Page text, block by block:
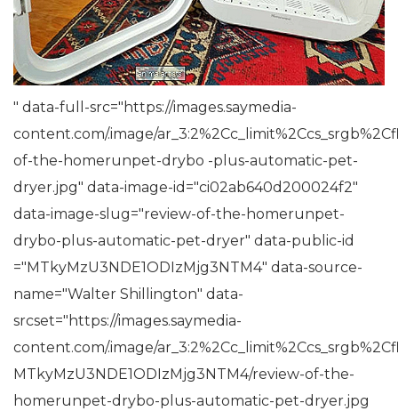
" data-full-src="https://images.saymedia-
content.com/.image/
of-the-homerunpet-drybo -plus-automatic-pet-
dryer.jpg" data-image-id="ci02ab640d200024f2"
data-image-slug="review-of-the-homerunpet-
drybo-plus-automatic-pet-dryer" data-public-id
="MTkyMzU3NDE1ODIzMjg3NTM4" data-source-
name="Walter Shillington" data-
srcset="https://images.saymedia-
content.com/.image/
MTkyMzU3NDE1ODIzMjg3NTM4/review-of-the-
homerunpet-drybo-plus-automatic-pet-dryer.jpg